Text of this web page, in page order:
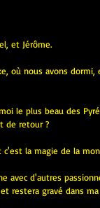
et Jérôme.
où nous avons
le plus beau des
de retour ?
la magie de la
avec d'autres
restera gravé dans